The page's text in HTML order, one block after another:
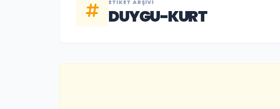
ETIKET ARŞIVI
DUYGU-KURT